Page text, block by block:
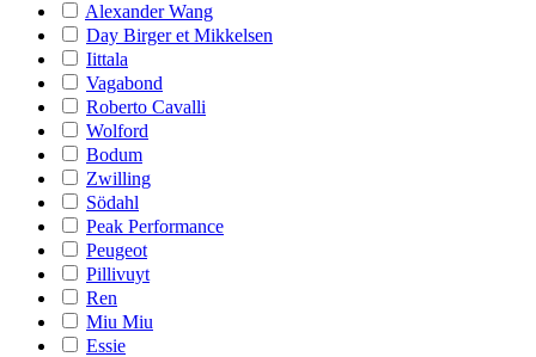
Alexander Wang
Day Birger et Mikkelsen
Iittala
Vagabond
Roberto Cavalli
Wolford
Bodum
Zwilling
Södahl
Peak Performance
Peugeot
Pillivuyt
Ren
Miu Miu
Essie